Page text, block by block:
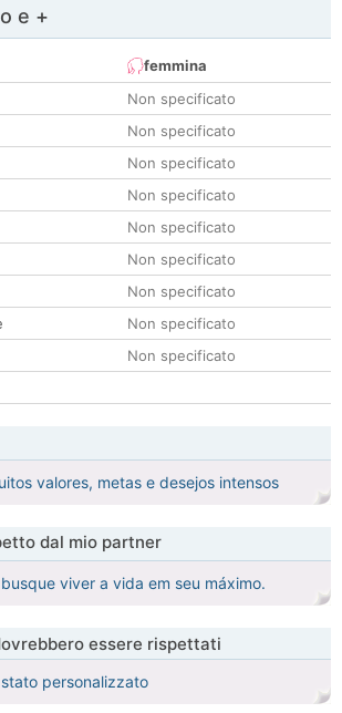
e +
femmina
Non specificato
Non specificato
Non specificato
Non specificato
Non specificato
Non specificato
Non specificato
Non specificato
Non specificato
valores, metas e desejos intensos
dal mio partner
viver a vida em seu máximo.
essere rispettati
personalizzato